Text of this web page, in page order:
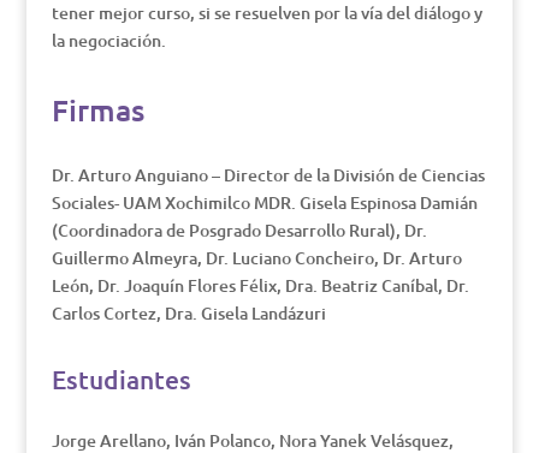
tener mejor curso, si se resuelven por la vía del diálogo y
la negociación.
Firmas
Dr. Arturo Anguiano – Director de la División de Ciencias
Sociales- UAM Xochimilco MDR. Gisela Espinosa Damián
(Coordinadora de Posgrado Desarrollo Rural), Dr.
Guillermo Almeyra, Dr. Luciano Concheiro, Dr. Arturo
León, Dr. Joaquín Flores Félix, Dra. Beatriz Caníbal, Dr.
Carlos Cortez, Dra. Gisela Landázuri
Estudiantes
Jorge Arellano, Iván Polanco, Nora Yanek Velásquez,